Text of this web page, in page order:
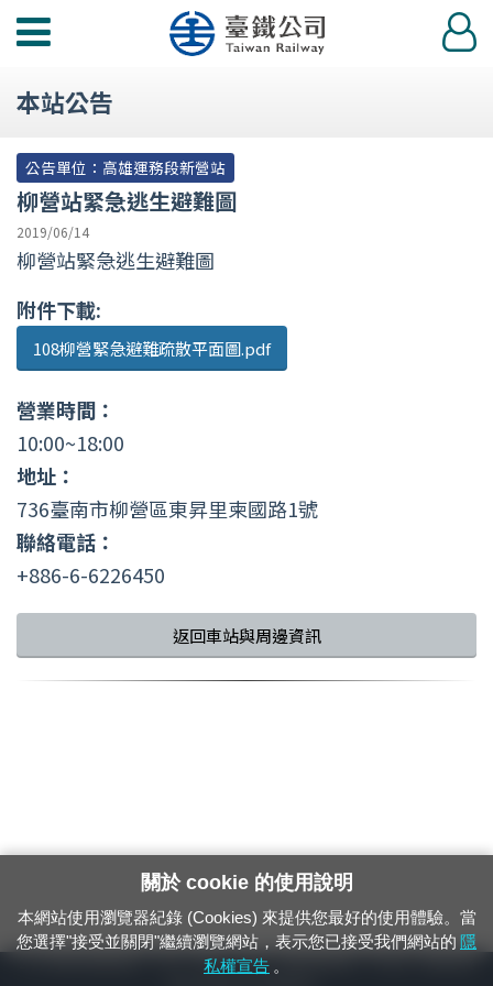
功
選
登
入
本站公告
公告單位：高雄運務段新營站
柳營站緊急逃生避難圖
2019/06/14
柳營站緊急逃生避難圖
附件下載:
108柳營緊急避難疏散平面圖.pdf
營業時間：
10:00~18:00
地址：
736臺南市柳營區東昇里柬國路1號
聯絡電話：
+886-6-6226450
返回車站與周邊資訊
24小時緊急通報電話：1933（市話、手機，僅限發現軌道、平交道、橋樑及隧
關於 cookie 的使用說明
本網站使用瀏覽器紀錄 (Cookies) 來提供您最好的使用體驗。當
您選擇"接受並關閉"繼續瀏覽網站，表示您已接受我們網站的 隱
私權宣告 。